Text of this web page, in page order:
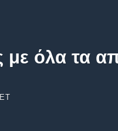
με όλα τα